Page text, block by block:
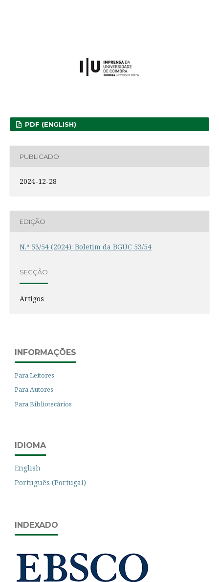
PDF (ENGLISH)
PUBLICADO
2024-12-28
EDIÇÃO
N.º 53/54 (2024): Boletim da BGUC 53/54
SECÇÃO
Artigos
INFORMAÇÕES
Para Leitores
Para Autores
Para Bibliotecários
IDIOMA
English
Português (Portugal)
INDEXADO